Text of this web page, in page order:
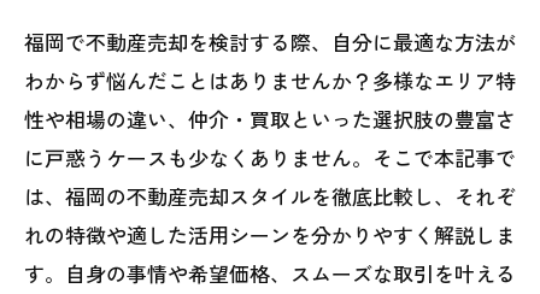
福岡で不動産売却を検討する際、自分に最適な方法が
わからず悩んだことはありませんか？多様なエリア特
性や相場の違い、仲介・買取といった選択肢の豊富さ
に戸惑うケースも少なくありません。そこで本記事で
は、福岡の不動産売却スタイルを徹底比較し、それぞ
れの特徴や適した活用シーンを分かりやすく解説しま
す。自身の事情や希望価格、スムーズな取引を叶える